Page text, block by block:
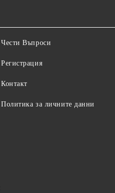
Чести Въпроси
Регистрация
Контакт
Политика за личните данни